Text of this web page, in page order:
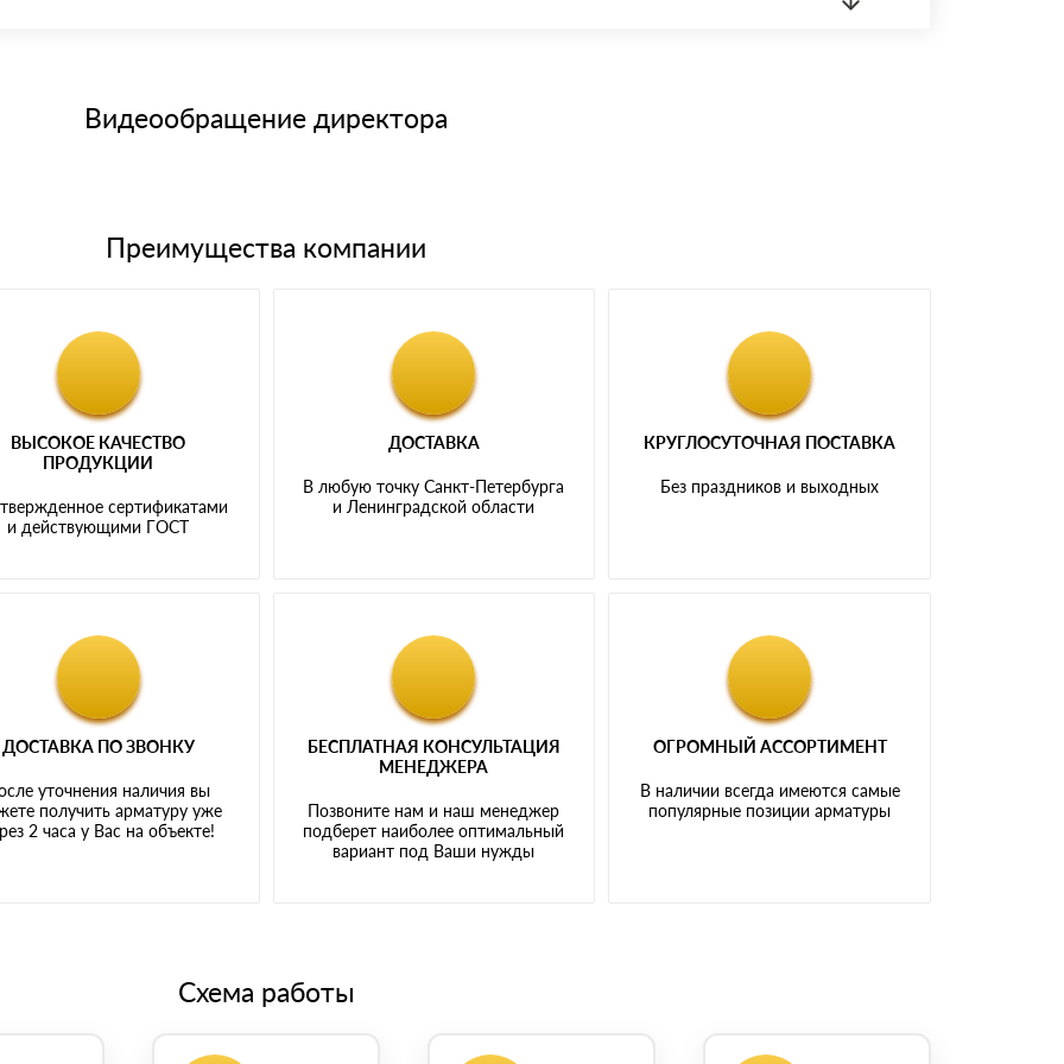
банковским картам
Видеообращение директора
Преимущества компании
ВЫСОКОЕ КАЧЕСТВО
ПРОДУКЦИИ
сертификатами
и действующими ГОСТ
ДОСТАВКА
В любую точку Санкт-Петербурга
и Ленинградской области
КРУГЛОСУТОЧНАЯ ПОСТАВКА
Без праздников и выходных
ДОСТАВКА ПО ЗВОНКУ
уточнения наличия вы
получить арматуру уже
2 часа у Вас на объекте!
БЕСПЛАТНАЯ КОНСУЛЬТАЦИЯ
МЕНЕДЖЕРА
Позвоните нам и наш менеджер
подберет наиболее оптимальный
вариант под Ваши нужды
ОГРОМНЫЙ АССОРТИМЕНТ
В наличии всегда имеются самые
популярные позиции арматуры
Схема работы